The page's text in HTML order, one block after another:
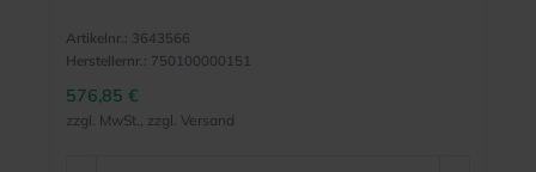
Artikelnr.: 3643566
Herstellernr.: 750100000151
576,85 €
zzgl. MwSt., zzgl. Versand